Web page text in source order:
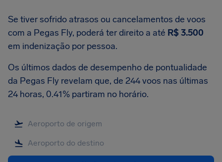
Se tiver sofrido atrasos ou cancelamentos de voos
com a Pegas Fly, poderá ter direito a até R$ 3.500
em indenização por pessoa.
Os últimos dados de desempenho de pontualidade
da Pegas Fly revelam que, de 244 voos nas últimas
24 horas, 0.41% partiram no horário.